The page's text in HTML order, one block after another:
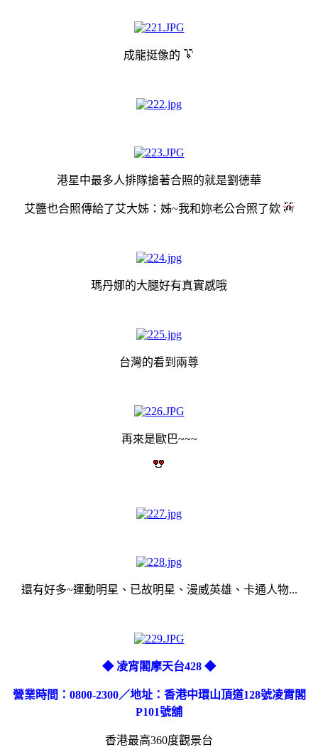
成龍挺像的
港星中最多人排隊搶著合照的就是劉德華
艾醬也合照傳給了艾大姊：姊~我和妳老公合照了欸
瑪丹娜的大腿好有真實感哦
台灣的看到兩尊
再來是歐巴~~~
還有好多~運動明星、已故明星、漫威英雄、卡通人物...
◆ 凌宵閣摩天台428 ◆
營業時間：0800-2300／地址：香港中環山頂道128號凌霄閣
P101號舖
香港最高360度觀景台